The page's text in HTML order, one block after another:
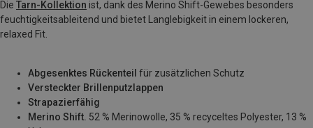
Die Tarn-Kollektion ist, dank des Merino Shift-Gewebes besonders
feuchtigkeitsableitend und bietet Langlebigkeit in einem lockeren,
relaxed Fit.
Abgesenktes Rückenteil für zusätzlichen Schutz
Versteckter Brillenputzlappen
Strapazierfähig
Merino Shift. 52 % Merinowolle, 35 % recyceltes Polyester, 13 %